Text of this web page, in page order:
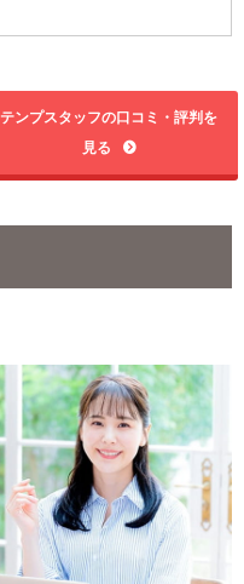
テンプスタッフの口コミ・評判を
見る